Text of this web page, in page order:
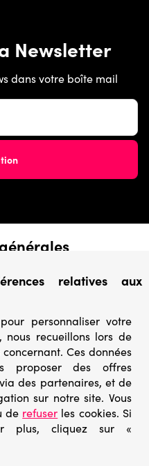
Newsletter
dans votre boîte mail
des Données
droits réservés
relatives aux
personnaliser votre
nous recueillons lors de
Ces données
proposer des offres
des partenaires, et de
sur notre site. Vous
de refuser les cookies. Si
plus, cliquez sur «